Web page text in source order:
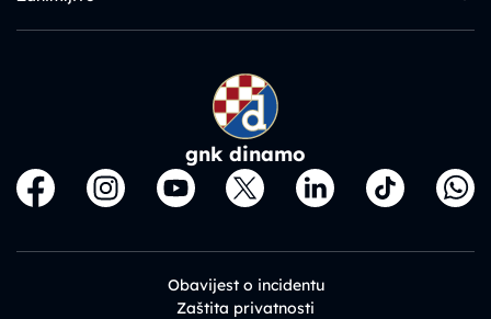
gnk dinamo
Obavijest o incidentu
Zaštita privatnosti